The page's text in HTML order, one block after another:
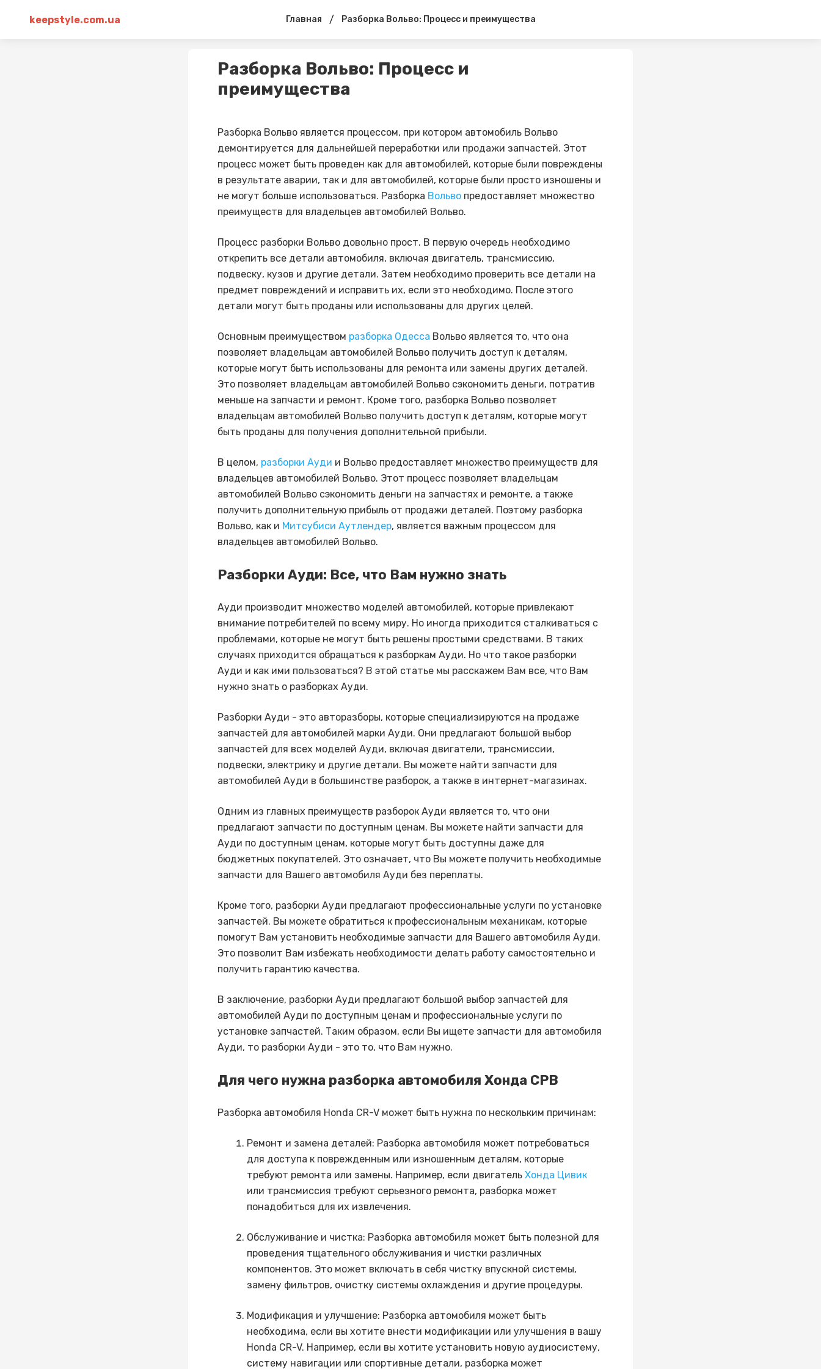
keepstyle.com.ua Главная / Разборка Вольво: Процесс и преимущества
Разборка Вольво: Процесс и
преимущества
Разборка Вольво является процессом, при котором автомобиль Вольво
демонтируется для дальнейшей переработки или продажи запчастей. Этот
процесс может быть проведен как для автомобилей, которые были повреждены
в результате аварии, так и для автомобилей, которые были просто изношены и
не могут больше использоваться. Разборка Вольво предоставляет множество
преимуществ для владельцев автомобилей Вольво.
Процесс разборки Вольво довольно прост. В первую очередь необходимо
открепить все детали автомобиля, включая двигатель, трансмиссию,
подвеску, кузов и другие детали. Затем необходимо проверить все детали на
предмет повреждений и исправить их, если это необходимо. После этого
детали могут быть проданы или использованы для других целей.
Основным преимуществом разборка Одесса Вольво является то, что она
позволяет владельцам автомобилей Вольво получить доступ к деталям,
которые могут быть использованы для ремонта или замены других деталей.
Это позволяет владельцам автомобилей Вольво сэкономить деньги, потратив
меньше на запчасти и ремонт. Кроме того, разборка Вольво позволяет
владельцам автомобилей Вольво получить доступ к деталям, которые могут
быть проданы для получения дополнительной прибыли.
В целом, разборки Ауди и Вольво предоставляет множество преимуществ для
владельцев автомобилей Вольво. Этот процесс позволяет владельцам
автомобилей Вольво сэкономить деньги на запчастях и ремонте, а также
получить дополнительную прибыль от продажи деталей. Поэтому разборка
Вольво, как и Митсубиси Аутлендер, является важным процессом для
владельцев автомобилей Вольво.
Разборки Ауди: Все, что Вам нужно знать
Ауди производит множество моделей автомобилей, которые привлекают
внимание потребителей по всему миру. Но иногда приходится сталкиваться с
проблемами, которые не могут быть решены простыми средствами. В таких
случаях приходится обращаться к разборкам Ауди. Но что такое разборки
Ауди и как ими пользоваться? В этой статье мы расскажем Вам все, что Вам
нужно знать о разборках Ауди.
Разборки Ауди - это авторазборы, которые специализируются на продаже
запчастей для автомобилей марки Ауди. Они предлагают большой выбор
запчастей для всех моделей Ауди, включая двигатели, трансмиссии,
подвески, электрику и другие детали. Вы можете найти запчасти для
автомобилей Ауди в большинстве разборок, а также в интернет-магазинах.
Одним из главных преимуществ разборок Ауди является то, что они
предлагают запчасти по доступным ценам. Вы можете найти запчасти для
Ауди по доступным ценам, которые могут быть доступны даже для
бюджетных покупателей. Это означает, что Вы можете получить необходимые
запчасти для Вашего автомобиля Ауди без переплаты.
Кроме того, разборки Ауди предлагают профессиональные услуги по установке
запчастей. Вы можете обратиться к профессиональным механикам, которые
помогут Вам установить необходимые запчасти для Вашего автомобиля Ауди.
Это позволит Вам избежать необходимости делать работу самостоятельно и
получить гарантию качества.
В заключение, разборки Ауди предлагают большой выбор запчастей для
автомобилей Ауди по доступным ценам и профессиональные услуги по
установке запчастей. Таким образом, если Вы ищете запчасти для автомобиля
Ауди, то разборки Ауди - это то, что Вам нужно.
Для чего нужна разборка автомобиля Хонда СРВ
Разборка автомобиля Honda CR-V может быть нужна по нескольким причинам:
Ремонт и замена деталей: Разборка автомобиля может потребоваться
для доступа к поврежденным или изношенным деталям, которые
требуют ремонта или замены. Например, если двигатель Хонда Цивик
или трансмиссия требуют серьезного ремонта, разборка может
понадобиться для их извлечения.
Обслуживание и чистка: Разборка автомобиля может быть полезной для
проведения тщательного обслуживания и чистки различных
компонентов. Это может включать в себя чистку впускной системы,
замену фильтров, очистку системы охлаждения и другие процедуры.
Модификация и улучшение: Разборка автомобиля может быть
необходима, если вы хотите внести модификации или улучшения в вашу
Honda CR-V. Например, если вы хотите установить новую аудиосистему,
систему навигации или спортивные детали, разборка может